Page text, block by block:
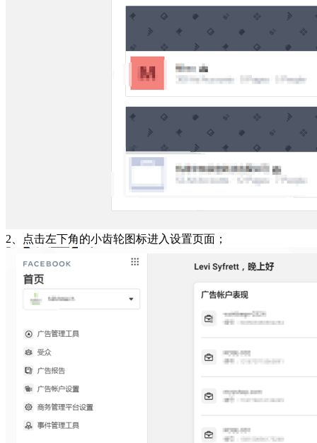
2、点击左下角的小齿轮图标进入设置页面；